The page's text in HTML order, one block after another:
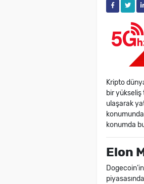
Kripto
bir
ulaşarak
konumda
Elon